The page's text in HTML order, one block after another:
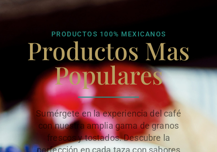
PRODUCTOS 100% MEXICANOS
Productos Mas
Populares
Sumérgete en la experiencia del café
con nuestra amplia gama de granos
frescos y tostados. Descubre la